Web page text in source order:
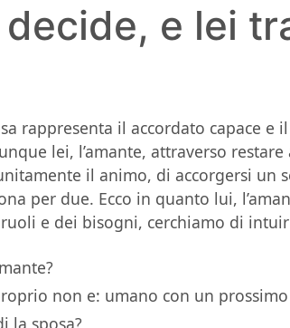
e lei
rappresenta il accordato capace e
lei, l’amante, attraverso restare
il animo, di accorgersi un
per due. Ecco in quanto lui,
e dei bisogni, cerchiamo di
non e: umano con un
la sposa?